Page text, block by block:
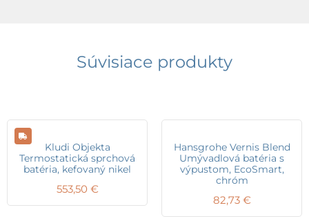
Súvisiace produkty
Kludi Objekta
Termostatická sprchová
batéria, kefovaný nikel
553,50 €
Hansgrohe Vernis Blend
Umývadlová batéria s
výpustom, EcoSmart,
chróm
82,73 €